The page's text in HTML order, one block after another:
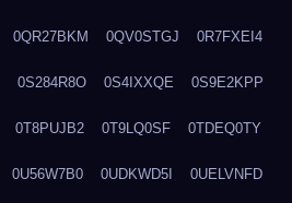
0QR27BKM 0QV0STGJ 0R7FXEI4
0S284R8O 0S4IXXQE 0S9E2KPP
0T8PUJB2 0T9LQ0SF 0TDEQ0TY
0U56W7B0 0UDKWD5I 0UELVNFD